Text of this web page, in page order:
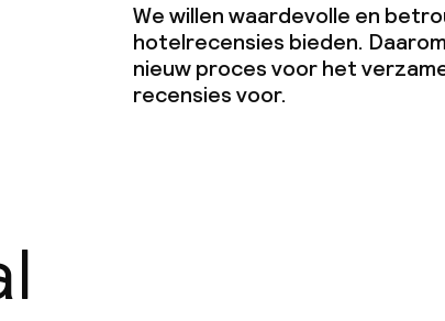
We willen waardevolle en
hotelrecensies bieden.
nieuw proces voor het
recensies voor.